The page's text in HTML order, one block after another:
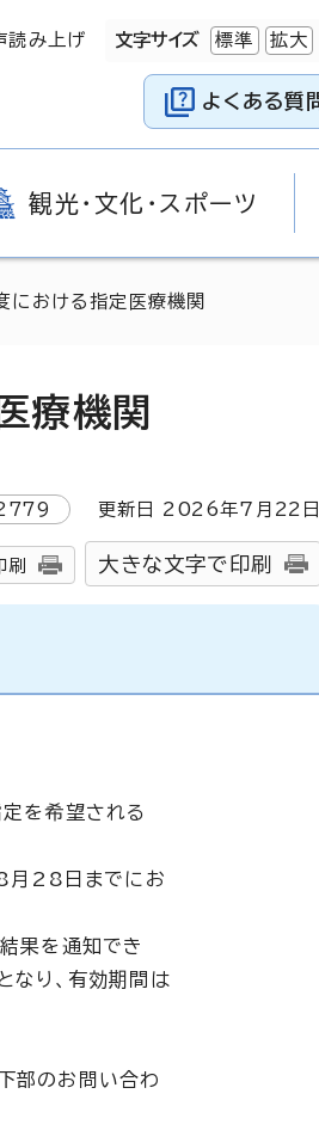
読み上げ 文字サイズ 標準 拡大
よくある質
観光・文化・スポーツ
における指定医療機関
療機関
更新日 2026年7月 22 日
刷 大きな文字で印刷
を希望される
月28日までにお
果を通知でき
なり、有効期間は
部のお問い合わ